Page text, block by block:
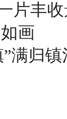
片丰
画
满归